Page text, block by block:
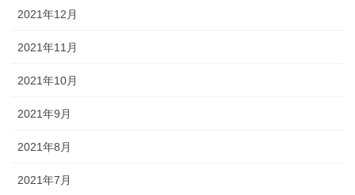
2021年12月
2021年11月
2021年10月
2021年9月
2021年8月
2021年7月